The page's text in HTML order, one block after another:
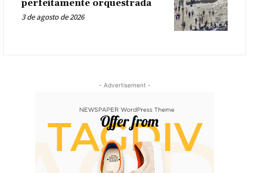
perfeitamente orquestrada
3 de agosto de 2026
- Advertisement -